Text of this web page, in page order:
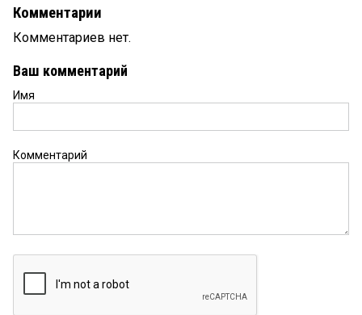
Комментарии
Комментариев нет.
Ваш комментарий
Имя
Комментарий